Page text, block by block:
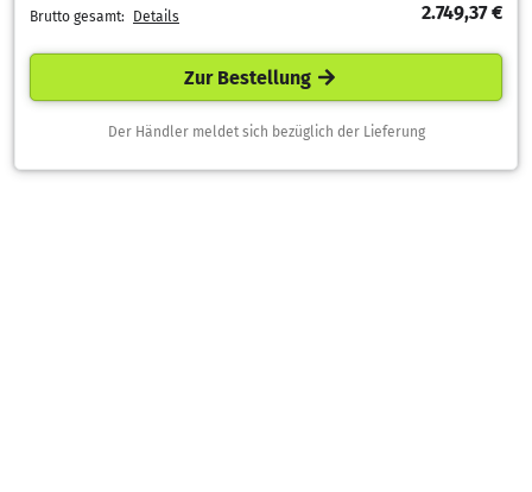
Brutto gesamt: Details 2.749,37 €
Zur Bestellung
Der Händler meldet sich bezüglich der Lieferung